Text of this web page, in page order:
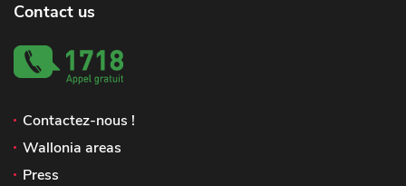
Contact us
Contactez-nous !
Wallonia areas
Press